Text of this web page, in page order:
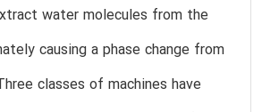
water molecules from the
causing a phase change from
classes of machines have